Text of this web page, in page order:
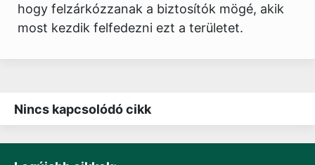
hogy felzárkózzanak a biztosítók mögé, akik
most kezdik felfedezni ezt a területet.
Nincs kapcsolódó cikk